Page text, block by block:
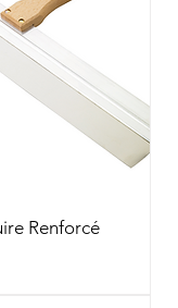
Renforcé